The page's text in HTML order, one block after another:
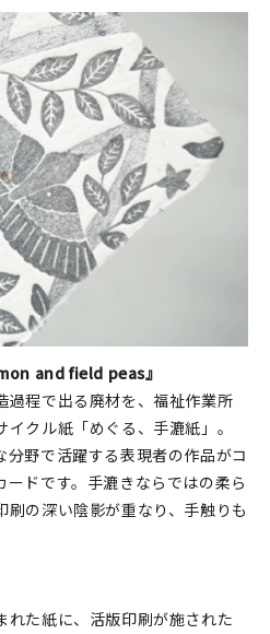
and field peas』
過程で出る廃材を、福祉作業所
クル紙「めぐる、手漉紙」。
野で活躍する表現者の作品がコ
ドです。手漉きならではの柔ら
の深い陰影が重なり、手触りも
れた紙に、活版印刷が施された